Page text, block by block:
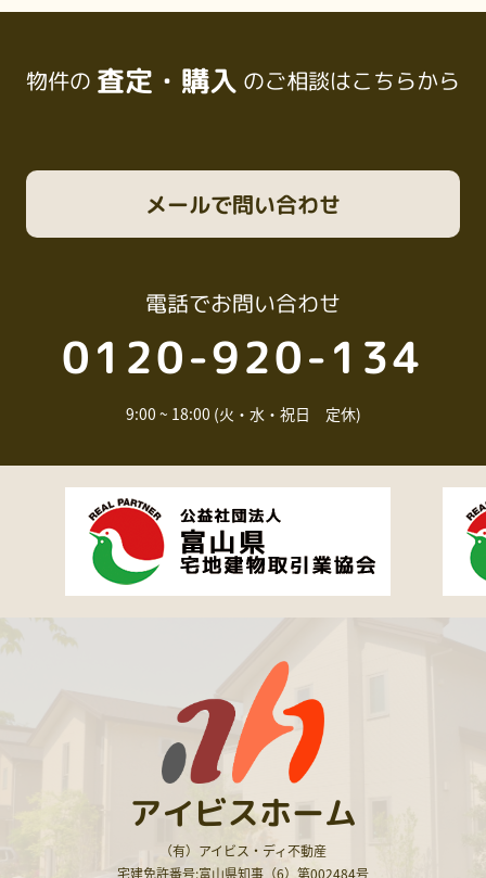
物件の 査定・購入 のご相談はこちらから
電話でお問い合わせ
0120-920-134
9:00 ~ 18:00 (火・水・祝日 定休)
メールで問い合わせ
アイビスホーム
（有）アイビス・ディ不動産
宅建免許番号:富山県知事（6）第002484号